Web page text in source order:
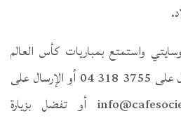
واستمتع بمباريات كأس العالم
2018. للحجز، يُرجى الاتصال على 3755 318 04 أو الإرسال على
البريد الإلكتروني info@cafesociety.ae أو تفضل بزيارة